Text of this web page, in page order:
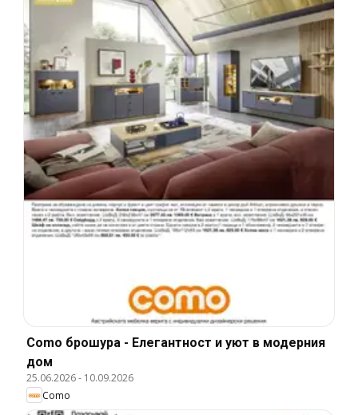
Como брошура - Елегантност и уют в модерния
дом
25.06.2026- 10.09.2026
Como